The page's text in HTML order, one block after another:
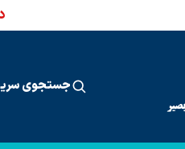
جستجوی